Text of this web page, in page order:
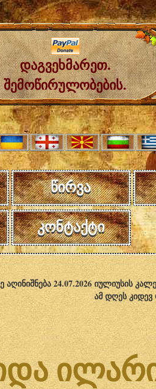
დაგვეხმარეთ.
შემოწირულობების.
წირვა
კონტაქტი
აღინიშნება 24.07.2026 იულიუსის
ამ დღეს